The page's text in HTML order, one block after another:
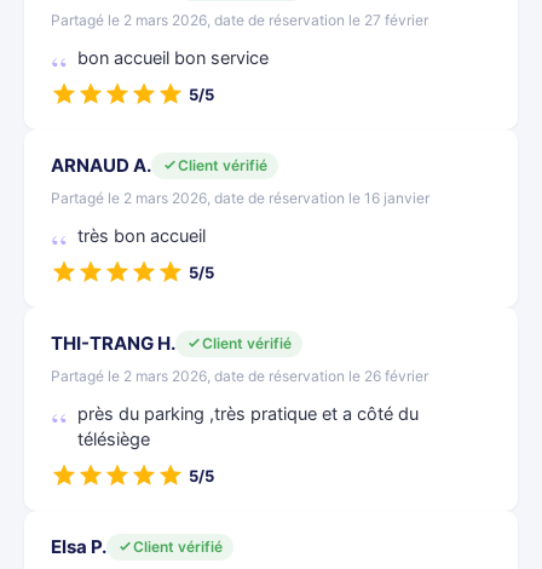
Partagé le 2 mars 2026, date de réservation le 27 février
bon accueil bon service
5/5
ARNAUD A.
Client vérifié
Partagé le 2 mars 2026, date de réservation le 16 janvier
très bon accueil
5/5
THI-TRANG H.
Client vérifié
Partagé le 2 mars 2026, date de réservation le 26 février
près du parking ,très pratique et a côté du
télésiège
5/5
Elsa P.
Client vérifié